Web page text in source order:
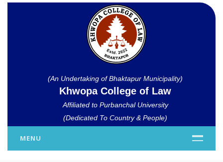
(An Undertaking of Bhaktapur Municipality)
Khwopa College of Law
Affiliated to Purbanchal University
(Dedicated To Country & People)
MENU